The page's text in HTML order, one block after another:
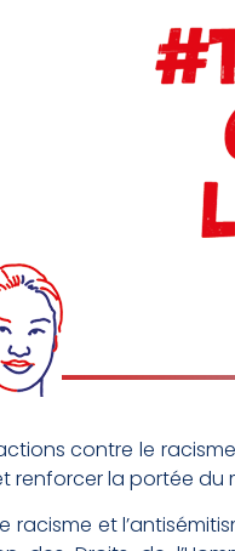
contre le
renforcer la portée du
racisme et